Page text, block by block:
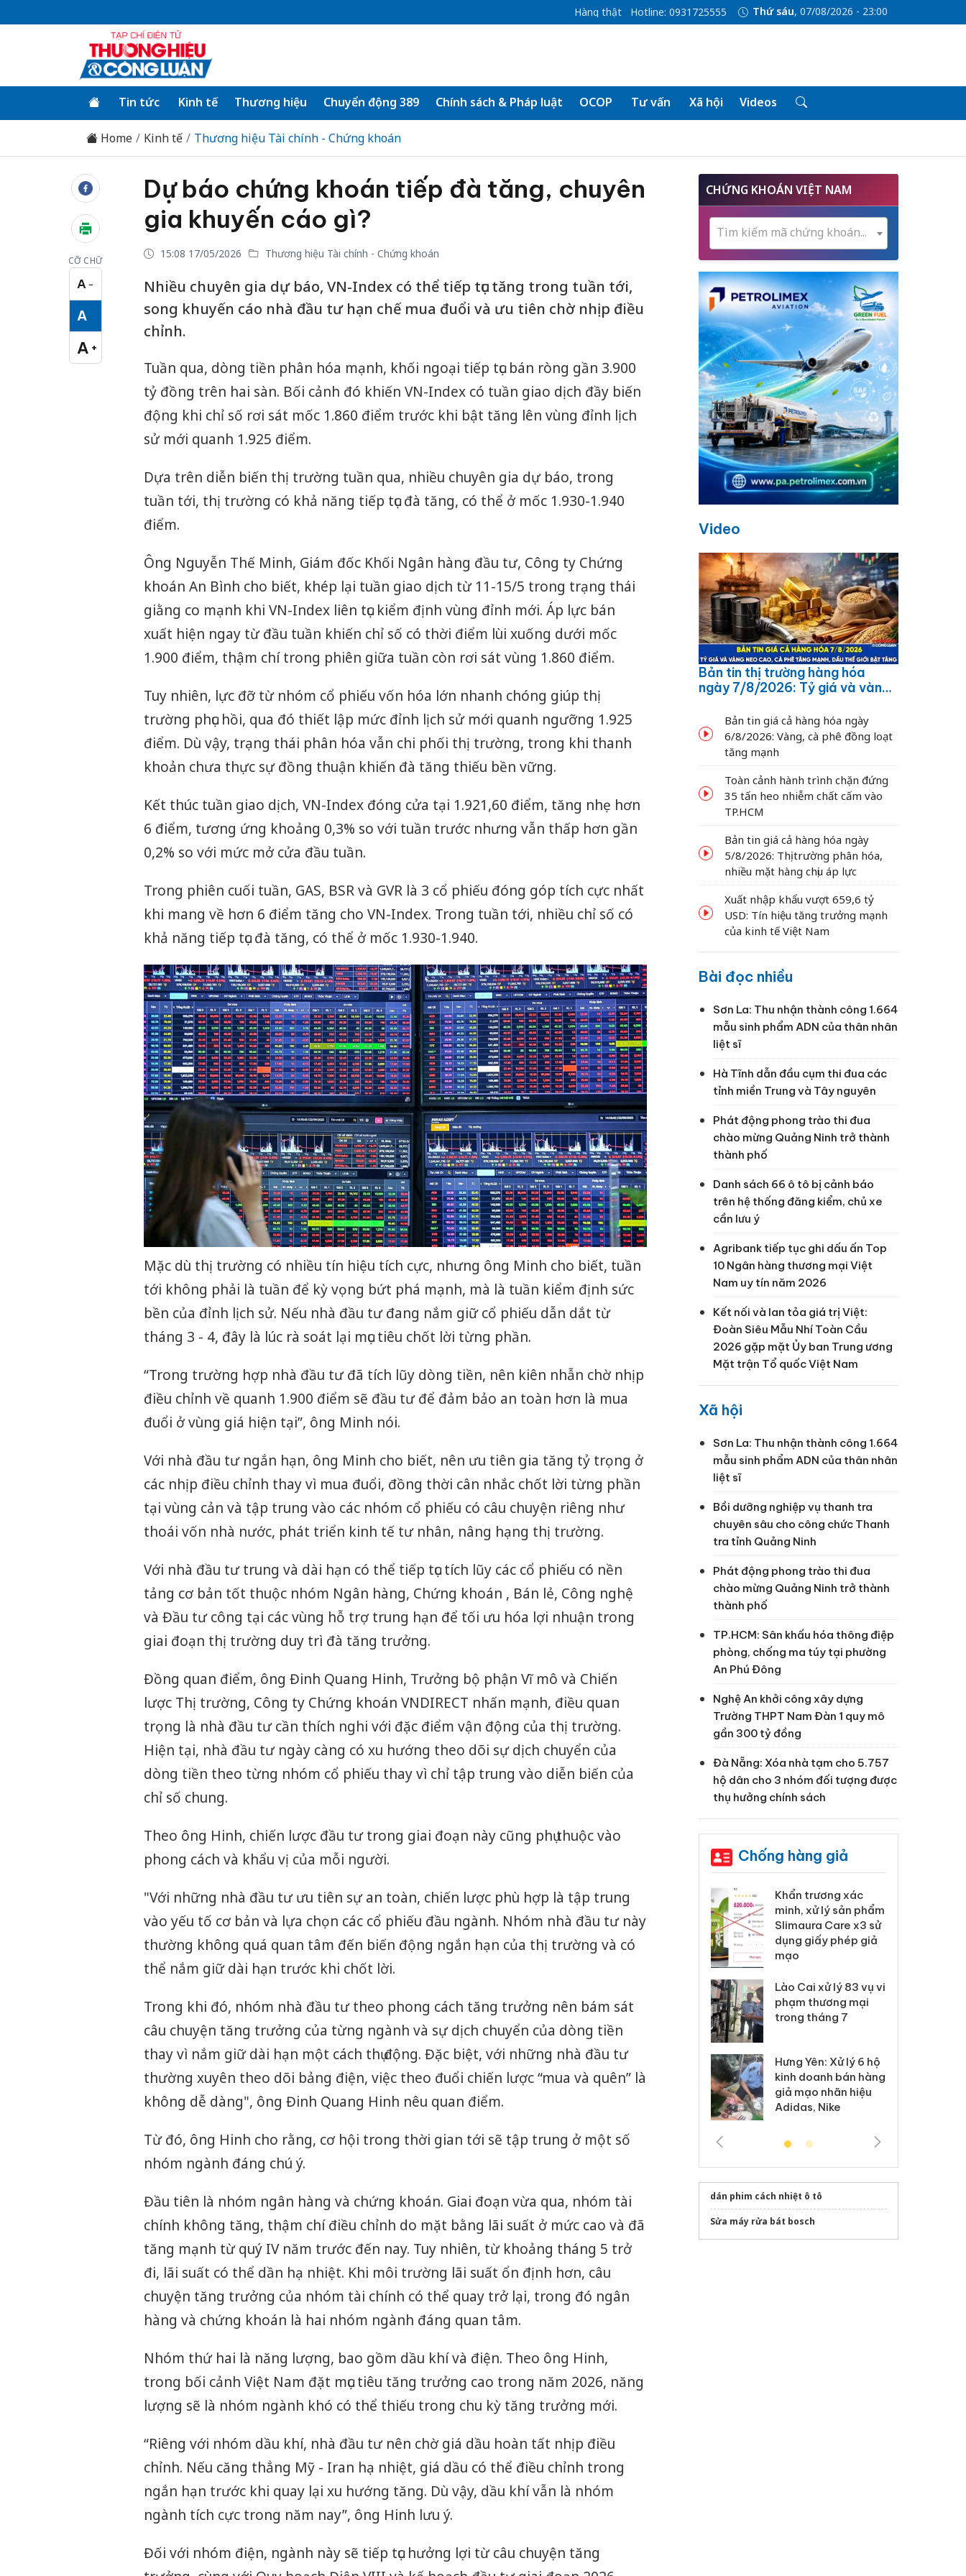
Hàng thật Hotline: 0931725555 Thứ sáu, 07/08/2026 - 23:00
Tin tức Kinh tế Thương hiệu Chuyển động 389 Chính sách & Pháp luật OCOP Tư vấn Xã hội Videos
Home Kinh tế Thương hiệu Tài chính - Chứng khoán
CỠ CHỮ
A −
Cỡ chữ nhỏ
A
Cỡ chữ vừa
A +
Cỡ chữ lớn
Dự báo chứng khoán tiếp đà tăng, chuyên
gia khuyến cáo gì?
15:08 17/05/2026 Thương hiệu Tài chính - Chứng khoán
Nhiều chuyên gia dự báo, VN-Index có thể tiếp tục tăng trong tuần tới,
song khuyến cáo nhà đầu tư hạn chế mua đuổi và ưu tiên chờ nhịp điều
chỉnh.
Tuần qua, dòng tiền phân hóa mạnh, khối ngoại tiếp tục bán ròng gần 3.900
tỷ đồng trên hai sàn. Bối cảnh đó khiến VN-Index có tuần giao dịch đầy biến
động khi chỉ số rơi sát mốc 1.860 điểm trước khi bật tăng lên vùng đỉnh lịch
sử mới quanh 1.925 điểm.
Dựa trên diễn biến thị trường tuần qua, nhiều chuyên gia dự báo, trong
tuần tới, thị trường có khả năng tiếp tục đà tăng, có thể ở mốc 1.930-1.940
điểm.
Ông Nguyễn Thế Minh, Giám đốc Khối Ngân hàng đầu tư, Công ty Chứng
khoán An Bình cho biết, khép lại tuần giao dịch từ 11-15/5 trong trạng thái
giằng co mạnh khi VN-Index liên tục kiểm định vùng đỉnh mới. Áp lực bán
xuất hiện ngay từ đầu tuần khiến chỉ số có thời điểm lùi xuống dưới mốc
1.900 điểm, thậm chí trong phiên giữa tuần còn rơi sát vùng 1.860 điểm.
Tuy nhiên, lực đỡ từ nhóm cổ phiếu vốn hóa lớn nhanh chóng giúp thị
trường phục hồi, qua đó thiết lập mức đỉnh lịch sử mới quanh ngưỡng 1.925
điểm. Dù vậy, trạng thái phân hóa vẫn chi phối thị trường, trong khi thanh
khoản chưa thực sự đồng thuận khiến đà tăng thiếu bền vững.
Kết thúc tuần giao dịch, VN-Index đóng cửa tại 1.921,60 điểm, tăng nhẹ hơn
6 điểm, tương ứng khoảng 0,3% so với tuần trước nhưng vẫn thấp hơn gần
0,2% so với mức mở cửa đầu tuần.
Trong phiên cuối tuần, GAS, BSR và GVR là 3 cổ phiếu đóng góp tích cực nhất
khi mang về hơn 6 điểm tăng cho VN-Index. Trong tuần tới, nhiều chỉ số có
khả năng tiếp tục đà tăng, có thể ở mốc 1.930-1.940.
Mặc dù thị trường có nhiều tín hiệu tích cực, nhưng ông Minh cho biết, tuần
tới không phải là tuần để kỳ vọng bứt phá mạnh, mà là tuần kiểm định sức
bền của đỉnh lịch sử. Nếu nhà đầu tư đang nắm giữ cổ phiếu dẫn dắt từ
tháng 3 - 4, đây là lúc rà soát lại mục tiêu chốt lời từng phần.
“Trong trường hợp nhà đầu tư đã tích lũy dòng tiền, nên kiên nhẫn chờ nhịp
điều chỉnh về quanh 1.900 điểm sẽ đầu tư để đảm bảo an toàn hơn là mua
đuổi ở vùng giá hiện tại”, ông Minh nói.
Với nhà đầu tư ngắn hạn, ông Minh cho biết, nên ưu tiên gia tăng tỷ trọng ở
các nhịp điều chỉnh thay vì mua đuổi, đồng thời cân nhắc chốt lời từng phần
tại vùng cản và tập trung vào các nhóm cổ phiếu có câu chuyện riêng như
thoái vốn nhà nước, phát triển kinh tế tư nhân, nâng hạng thị trường.
Với nhà đầu tư trung và dài hạn có thể tiếp tục tích lũy các cổ phiếu có nền
tảng cơ bản tốt thuộc nhóm Ngân hàng, Chứng khoán , Bán lẻ, Công nghệ
và Đầu tư công tại các vùng hỗ trợ trung hạn để tối ưu hóa lợi nhuận trong
giai đoạn thị trường duy trì đà tăng trưởng.
Đồng quan điểm, ông Đinh Quang Hinh, Trưởng bộ phận Vĩ mô và Chiến
lược Thị trường, Công ty Chứng khoán VNDIRECT nhấn mạnh, điều quan
trọng là nhà đầu tư cần thích nghi với đặc điểm vận động của thị trường.
Hiện tại, nhà đầu tư ngày càng có xu hướng theo dõi sự dịch chuyển của
dòng tiền theo từng nhóm cổ phiếu thay vì chỉ tập trung vào diễn biến của
chỉ số chung.
Theo ông Hinh, chiến lược đầu tư trong giai đoạn này cũng phụ thuộc vào
phong cách và khẩu vị của mỗi người.
"Với những nhà đầu tư ưu tiên sự an toàn, chiến lược phù hợp là tập trung
vào yếu tố cơ bản và lựa chọn các cổ phiếu đầu ngành. Nhóm nhà đầu tư này
thường không quá quan tâm đến biến động ngắn hạn của thị trường và có
thể nắm giữ dài hạn trước khi chốt lời.
Trong khi đó, nhóm nhà đầu tư theo phong cách tăng trưởng nên bám sát
câu chuyện tăng trưởng của từng ngành và sự dịch chuyển của dòng tiền
thay vì nắm giữ dài hạn một cách thụ động. Đặc biệt, với những nhà đầu tư
thường xuyên theo dõi bảng điện, việc theo đuổi chiến lược “mua và quên” là
không dễ dàng", ông Đinh Quang Hinh nêu quan điểm.
Từ đó, ông Hinh cho rằng, cơ hội trong thời gian tới sẽ tập trung ở một số
nhóm ngành đáng chú ý.
Đầu tiên là nhóm ngân hàng và chứng khoán. Giai đoạn vừa qua, nhóm tài
chính không tăng, thậm chí điều chỉnh do mặt bằng lãi suất ở mức cao và đã
tăng mạnh từ quý IV năm trước đến nay. Tuy nhiên, từ khoảng tháng 5 trở
đi, lãi suất có thể dần hạ nhiệt. Khi môi trường lãi suất ổn định hơn, câu
chuyện tăng trưởng của nhóm tài chính có thể quay trở lại, trong đó ngân
hàng và chứng khoán là hai nhóm ngành đáng quan tâm.
Nhóm thứ hai là năng lượng, bao gồm dầu khí và điện. Theo ông Hinh,
trong bối cảnh Việt Nam đặt mục tiêu tăng trưởng cao trong năm 2026, năng
lượng sẽ là nhóm ngành khó có thể thiếu trong chu kỳ tăng trưởng mới.
“Riêng với nhóm dầu khí, nhà đầu tư nên chờ giá dầu hoàn tất nhịp điều
chỉnh. Nếu căng thẳng Mỹ - Iran hạ nhiệt, giá dầu có thể điều chỉnh trong
ngắn hạn trước khi quay lại xu hướng tăng. Dù vậy, dầu khí vẫn là nhóm
ngành tích cực trong năm nay”, ông Hinh lưu ý.
Đối với nhóm điện, ngành này sẽ tiếp tục hưởng lợi từ câu chuyện tăng
CHỨNG KHOÁN VIỆT NAM
Tìm kiếm mã chứng khoán...
Video
Bản tin thị trường hàng hóa
ngày 7/8/2026: Tỷ giá và vàng
dầu thế giới bật tăng
Bản tin giá cả hàng hóa ngày
6/8/2026: Vàng, cà phê đồng loạt
tăng mạnh
Toàn cảnh hành trình chặn đứng
35 tấn heo nhiễm chất cấm vào
TP.HCM
Bản tin giá cả hàng hóa ngày
5/8/2026: Thị trường phân hóa,
nhiều mặt hàng chịu áp lực
Xuất nhập khẩu vượt 659,6 tỷ
USD: Tín hiệu tăng trưởng mạnh
của kinh tế Việt Nam
Bài đọc nhiều
Sơn La: Thu nhận thành công 1.664
mẫu sinh phẩm ADN của thân nhân
liệt sĩ
Hà Tĩnh dẫn đầu cụm thi đua các
tỉnh miền Trung và Tây nguyên
Phát động phong trào thi đua
chào mừng Quảng Ninh trở thành
thành phố
Danh sách 66 ô tô bị cảnh báo
trên hệ thống đăng kiểm, chủ xe
cần lưu ý
Agribank tiếp tục ghi dấu ấn Top
10 Ngân hàng thương mại Việt
Nam uy tín năm 2026
Kết nối và lan tỏa giá trị Việt:
Đoàn Siêu Mẫu Nhí Toàn Cầu
2026 gặp mặt Ủy ban Trung ương
Mặt trận Tổ quốc Việt Nam
Xã hội
Sơn La: Thu nhận thành công 1.664
mẫu sinh phẩm ADN của thân nhân
liệt sĩ
Bồi dưỡng nghiệp vụ thanh tra
chuyên sâu cho công chức Thanh
tra tỉnh Quảng Ninh
Phát động phong trào thi đua
chào mừng Quảng Ninh trở thành
thành phố
TP.HCM: Sân khấu hóa thông điệp
phòng, chống ma túy tại phường
An Phú Đông
Nghệ An khởi công xây dựng
Trường THPT Nam Đàn 1 quy mô
gần 300 tỷ đồng
Đà Nẵng: Xóa nhà tạm cho 5.757
hộ dân cho 3 nhóm đối tượng được
thụ hưởng chính sách
Chống hàng giả
Cà Mau: Tiêu hủy
công khai hàng ngàn
sản phẩm nhập lậu,
bảo vệ môi trường
tìm bị hại trong vụ
bán yến sào giả
Thanh Hóa: Tìm bị
hại trong vụ án buôn
Khẩn trương xác
minh, xử lý sản phẩm
Slimaura Care x3 sử
dụng giấy phép giả
mạo
Lào Cai xử lý 83 vụ vi
phạm thương mại
trong tháng 7
Hưng Yên: Xử lý 6 hộ
kinh doanh bán hàng
giả mạo nhãn hiệu
Adidas, Nike
dán phim cách nhiệt ô tô
Sửa máy rửa bát bosch